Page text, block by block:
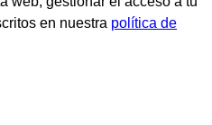
en nuestra política de